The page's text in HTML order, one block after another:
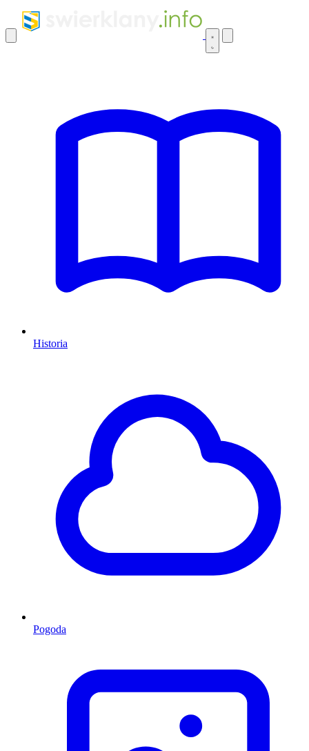
Historia
Pogoda